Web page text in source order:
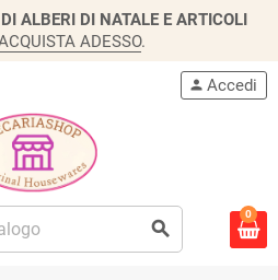
ALBERI DI NATALE E ARTICOLI
ADESSO.
search
person Accedi
0